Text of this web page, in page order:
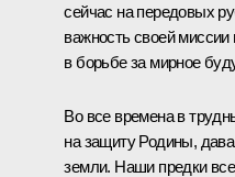
сейчас на передовых
важность своей
в борьбе за мирное
Во все времена в
на защиту Родины,
земли. Наши предки